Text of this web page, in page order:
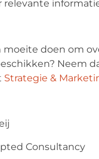
relevante
doen om
Neem
Strategie &
Consultancy